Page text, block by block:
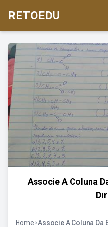
RETOEDU
Associe A Coluna
Home>Associe A Coluna Da